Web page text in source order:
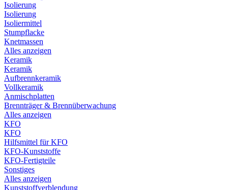
Isolierung
Isolierung
Isoliermittel
Stumpflacke
Knetmassen
Alles anzeigen
Keramik
Keramik
Aufbrennkeramik
Vollkeramik
Anmischplatten
Brennträger & Brennüberwachung
Alles anzeigen
KFO
KFO
Hilfsmittel für KFO
KFO-Kunststoffe
KFO-Fertigteile
Sonstiges
Alles anzeigen
Kunststoffverblendung